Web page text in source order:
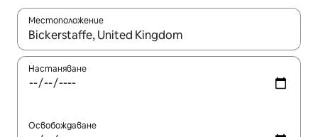
Местоположение
Когато резултатите се покажат, използвайте
Настаняване
Освобождаване